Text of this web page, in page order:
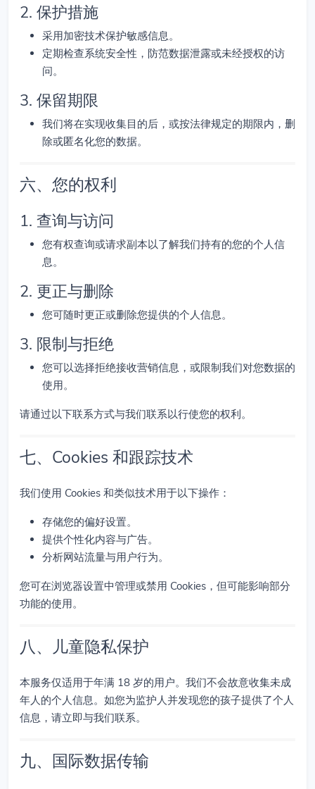
2. 保护措施
采用加密技术保护敏感信息。
定期检查系统安全性，防范数据泄露或未经授权的访
问。
3. 保留期限
我们将在实现收集目的后，或按法律规定的期限内，删
除或匿名化您的数据。
六、您的权利
1. 查询与访问
您有权查询或请求副本以了解我们持有的您的个人信
息。
2. 更正与删除
您可随时更正或删除您提供的个人信息。
3. 限制与拒绝
您可以选择拒绝接收营销信息，或限制我们对您数据的
使用。
请通过以下联系方式与我们联系以行使您的权利。
七、Cookies 和跟踪技术
我们使用 Cookies 和类似技术用于以下操作：
存储您的偏好设置。
提供个性化内容与广告。
分析网站流量与用户行为。
您可在浏览器设置中管理或禁用 Cookies，但可能影响部分
功能的使用。
八、儿童隐私保护
本服务仅适用于年满 18 岁的用户。我们不会故意收集未成
年人的个人信息。如您为监护人并发现您的孩子提供了个人
信息，请立即与我们联系。
九、国际数据传输